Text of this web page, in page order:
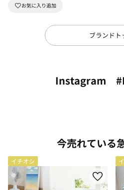
ブランドト
Instagram
今売れている
イチオシ